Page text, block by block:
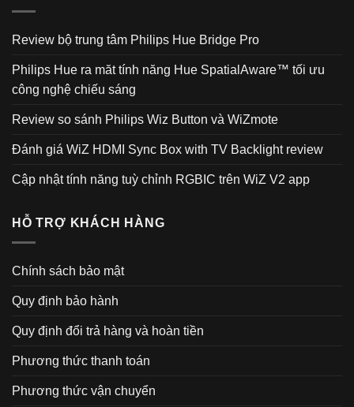
Review bộ trung tâm Philips Hue Bridge Pro
Philips Hue ra măt tính năng Hue SpatialAware™ tối ưu
công nghệ chiếu sáng
Review so sánh Philips Wiz Button và WiZmote
Đánh giá WiZ HDMI Sync Box with TV Backlight review
Cập nhật tính năng tuỳ chỉnh RGBIC trên WiZ V2 app
HỖ TRỢ KHÁCH HÀNG
Chính sách bảo mật
Quy định bảo hành
Quy định đổi trả hàng và hoàn tiền
Phương thức thanh toán
Phương thức vận chuyển